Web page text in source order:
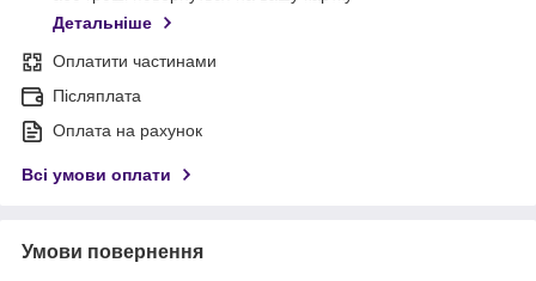
Детальніше
Оплатити частинами
Післяплата
Оплата на рахунок
Всі умови оплати
Умови повернення